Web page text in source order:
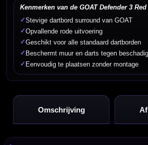
Kenmerken van de GOAT Defender 3
✓Stevige dartbord surround van GOAT
✓Opvallende rode uitvoering
✓Geschikt voor alle standaard dartborden
✓ Beschermt muur en darts tegen
✓ Eenvoudig te plaatsen zonder montage
Omschrijving